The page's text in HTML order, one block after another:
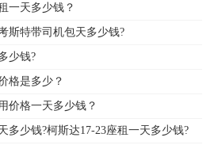
一天多少钱？
斯特带司机包天多少钱?
少钱?
格是多少？
价格一天多少钱？
多少钱?柯斯达17-23座租一天多少钱?